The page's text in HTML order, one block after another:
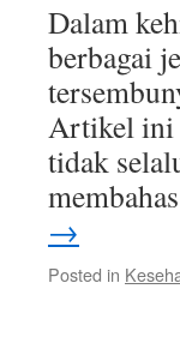
Dalam
berbagai
Artikel ini
tidak
→
Posted in